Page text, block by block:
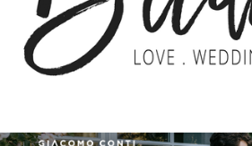
REKLAMA
ADVERTISING